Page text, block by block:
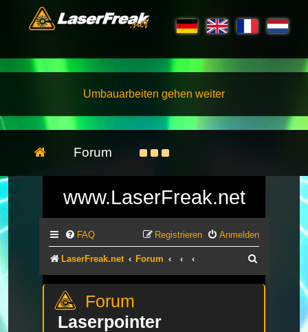
Umbauarbeiten gehen weiter
Forum
www.LaserFreak.net
FAQ Anmelden
Registrieren
LaserFreak.net Forum
Laserpointer